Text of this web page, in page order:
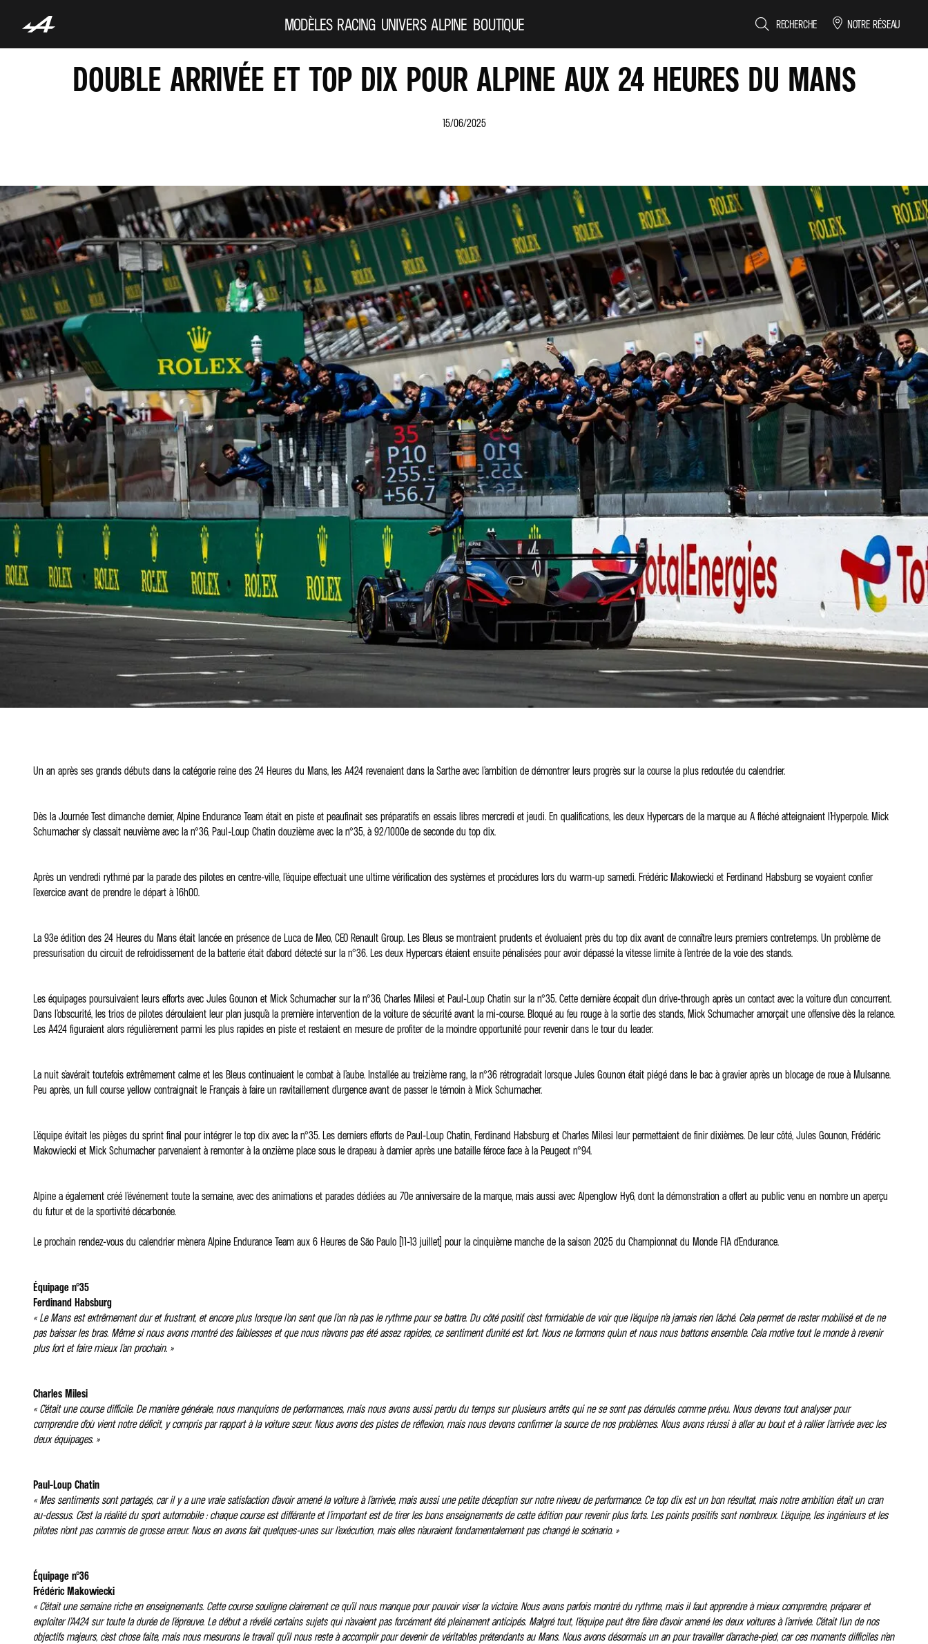
MODÈLES RACING UNIVERS ALPINE BOUTIQUE RECHERCHE NOTRE RÉSEAU
DOUBLE ARRIVÉE ET TOP DIX POUR ALPINE AUX 24 HEURES DU MANS
15/06/2025
Un an après ses grands débuts dans la catégorie reine des 24 Heures du Mans, les A424 revenaient dans la Sarthe avec l’ambition de démontrer leurs progrès sur la course la plus redoutée du calendrier.
Dès la Journée Test dimanche dernier, Alpine Endurance Team était en piste et peaufinait ses préparatifs en essais libres mercredi et jeudi. En qualifications, les deux Hypercars de la marque au A fléché atteignaient l’Hyperpole. Mick
Schumacher s’y classait neuvième avec la n°36, Paul-Loup Chatin douzième avec la n°35, à 92/1000e de seconde du top dix.
Après un vendredi rythmé par la parade des pilotes en centre-ville, l’équipe effectuait une ultime vérification des systèmes et procédures lors du warm-up samedi. Frédéric Makowiecki et Ferdinand Habsburg se voyaient confier
l’exercice avant de prendre le départ à 16h00.
La 93e édition des 24 Heures du Mans était lancée en présence de Luca de Meo, CEO Renault Group. Les Bleus se montraient prudents et évoluaient près du top dix avant de connaître leurs premiers contretemps. Un problème de
pressurisation du circuit de refroidissement de la batterie était d’abord détecté sur la n°36. Les deux Hypercars étaient ensuite pénalisées pour avoir dépassé la vitesse limite à l’entrée de la voie des stands.
Les équipages poursuivaient leurs efforts avec Jules Gounon et Mick Schumacher sur la n°36, Charles Milesi et Paul-Loup Chatin sur la n°35. Cette dernière écopait d’un drive-through après un contact avec la voiture d’un concurrent.
Dans l’obscurité, les trios de pilotes déroulaient leur plan jusqu’à la première intervention de la voiture de sécurité avant la mi-course. Bloqué au feu rouge à la sortie des stands, Mick Schumacher amorçait une offensive dès la relance.
Les A424 figuraient alors régulièrement parmi les plus rapides en piste et restaient en mesure de profiter de la moindre opportunité pour revenir dans le tour du leader.
La nuit s’avérait toutefois extrêmement calme et les Bleus continuaient le combat à l’aube. Installée au treizième rang, la n°36 rétrogradait lorsque Jules Gounon était piégé dans le bac à gravier après un blocage de roue à Mulsanne.
Peu après, un full course yellow contraignait le Français à faire un ravitaillement d’urgence avant de passer le témoin à Mick Schumacher.
L’équipe évitait les pièges du sprint final pour intégrer le top dix avec la n°35. Les derniers efforts de Paul-Loup Chatin, Ferdinand Habsburg et Charles Milesi leur permettaient de finir dixièmes. De leur côté, Jules Gounon, Frédéric
Makowiecki et Mick Schumacher parvenaient à remonter à la onzième place sous le drapeau à damier après une bataille féroce face à la Peugeot n°94.
Alpine a également créé l’événement toute la semaine, avec des animations et parades dédiées au 70e anniversaire de la marque, mais aussi avec Alpenglow Hy6, dont la démonstration a offert au public venu en nombre un aperçu
du futur et de la sportivité décarbonée.
Le prochain rendez-vous du calendrier mènera Alpine Endurance Team aux 6 Heures de São Paulo (11-13 juillet) pour la cinquième manche de la saison 2025 du Championnat du Monde FIA d’Endurance.
Équipage n°35
Ferdinand Habsburg
« Le Mans est extrêmement dur et frustrant, et encore plus lorsque l’on sent que l’on n’a pas le rythme pour se battre. Du côté positif, c’est formidable de voir que l’équipe n’a jamais rien lâché. Cela permet de rester mobilisé et de ne
pas baisser les bras. Même si nous avons montré des faiblesses et que nous n’avons pas été assez rapides, ce sentiment d’unité est fort. Nous ne formons qu’un et nous nous battons ensemble. Cela motive tout le monde à revenir
plus fort et faire mieux l’an prochain. »
Charles Milesi
« C’était une course difficile. De manière générale, nous manquions de performances, mais nous avons aussi perdu du temps sur plusieurs arrêts qui ne se sont pas déroulés comme prévu. Nous devons tout analyser pour
comprendre d’où vient notre déficit, y compris par rapport à la voiture sœur. Nous avons des pistes de réflexion, mais nous devons confirmer la source de nos problèmes. Nous avons réussi à aller au bout et à rallier l’arrivée avec les
deux équipages. »
Paul-Loup Chatin
« Mes sentiments sont partagés, car il y a une vraie satisfaction d’avoir amené la voiture à l’arrivée, mais aussi une petite déception sur notre niveau de performance. Ce top dix est un bon résultat, mais notre ambition était un cran
au-dessus. C’est la réalité du sport automobile : chaque course est différente et l’important est de tirer les bons enseignements de cette édition pour revenir plus forts. Les points positifs sont nombreux. L’équipe, les ingénieurs et les
pilotes n’ont pas commis de grosse erreur. Nous en avons fait quelques-unes sur l’exécution, mais elles n’auraient fondamentalement pas changé le scénario. »
Équipage n°36
Frédéric Makowiecki
« C’était une semaine riche en enseignements. Cette course souligne clairement ce qu’il nous manque pour pouvoir viser la victoire. Nous avons parfois montré du rythme, mais il faut apprendre à mieux comprendre, préparer et
exploiter l’A424 sur toute la durée de l’épreuve. Le début a révélé certains sujets qui n’avaient pas forcément été pleinement anticipés. Malgré tout, l’équipe peut être fière d’avoir amené les deux voitures à l’arrivée. C’était l’un de nos
objectifs majeurs, c’est chose faite, mais nous mesurons le travail qu’il nous reste à accomplir pour devenir de véritables prétendants au Mans. Nous avons désormais un an pour travailler d’arrache-pied, car ces moments difficiles n’en